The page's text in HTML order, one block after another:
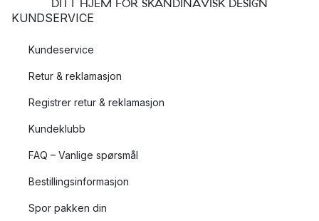
DITT HJEM FOR SKANDINAVISK DESIGN
KUNDSERVICE
Kundeservice
Retur & reklamasjon
Registrer retur & reklamasjon
Kundeklubb
FAQ – Vanlige spørsmål
Bestillingsinformasjon
Spor pakken din